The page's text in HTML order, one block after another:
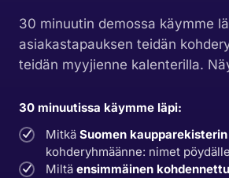
30 minuutin demossa käymme
asiakastapauksen teidän
teidän myyjienne kalenterilla.
30 minuutissa käymme läpi:
Mitkä Suomen
kohderyhmäänne: nimet pöydälle
Miltä ensimmäinen